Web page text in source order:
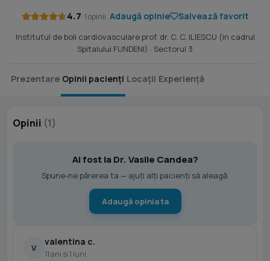
4.7· 1 opinii Adaugă opinie Salvează favorit
Institutul de boli cardiovasculare prof. dr. C. C. ILIESCU (in cadrul
Spitalului FUNDENI) · Sectorul 3
Prezentare Opinii pacienți Locații Experiență
Opinii (1)
Ai fost la Dr. Vasile Candea?
Spune-ne părerea ta — ajuți alți pacienți să aleagă.
Adaugă opinia ta
V
valentina c.
11 ani si 1 luni